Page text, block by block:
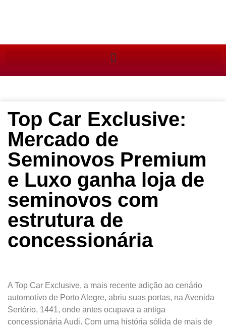
Top Car Exclusive:
Mercado de
Seminovos Premium
e Luxo ganha loja de
seminovos com
estrutura de
concessionária
A Top Car Exclusive, a mais recente adição ao cenário
automotivo de Porto Alegre, abriu suas portas, na Avenida
Sertório, 1441, onde antes ocupava a antiga
concessionária Audi. Com uma história sólida de mais de